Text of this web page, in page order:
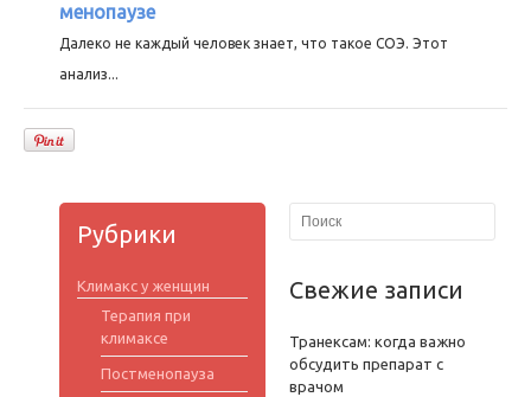
менопаузе
Далеко не каждый человек знает, что такое СОЭ. Этот
анализ...
Рубрики
Климакс у женщин
Терапия при
климаксе
Постменопауза
Свежие записи
Транексам: когда важно
обсудить препарат с
врачом